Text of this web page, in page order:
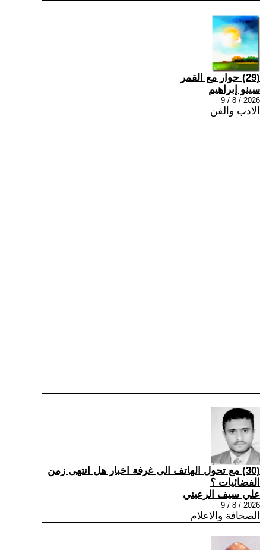
(29) حوار مع القمر
سينو إبراهيم
2026 / 8 / 9
الادب والفن
(30) مع تحول الهاتف الى غرفة اخبار هل انتهى زمن
الفضائيات ؟
علي سيف الرعيني
2026 / 8 / 9
الصحافة والاعلام